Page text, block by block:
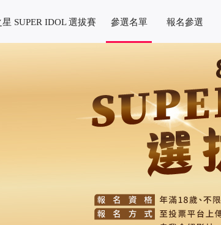
星 SUPER IDOL 選拔賽 參選名單 報名參選